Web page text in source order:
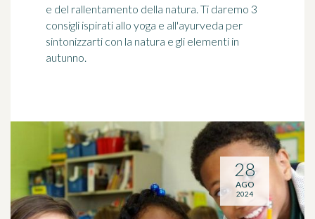
e del rallentamento della natura. Ti daremo 3
consigli ispirati allo yoga e all'ayurveda per
sintonizzarti con la natura e gli elementi in
autunno.
28
AGO
2024